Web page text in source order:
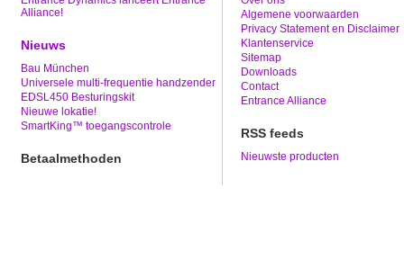
Alliance!
Nieuws
Bau München
Universele multi-frequentie handzender
EDSL450 Besturingskit
Nieuwe lokatie!
SmartKing™ toegangscontrole
Betaalmethoden
Algemene voorwaarden
Privacy Statement en Disclaimer
Klantenservice
Sitemap
Downloads
Contact
Entrance Alliance
RSS feeds
Nieuwste producten